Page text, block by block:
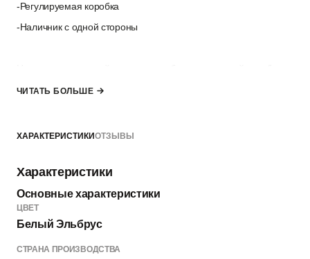
-Регулируемая коробка
-Наличник с одной стороны
толщина стены не позволяет закрыть её только наличниками.
*комплект не включает ручку, замок и петли — их можно
ЧИТАТЬ БОЛЬШЕ
ХАРАКТЕРИСТИКИОТЗЫВЫ
Характеристики
Основные характеристики
ЦВЕТ
Белый Эльбрус
СТРАНА ПРОИЗВОДСТВА